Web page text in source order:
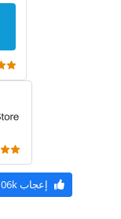
إعجاب106k